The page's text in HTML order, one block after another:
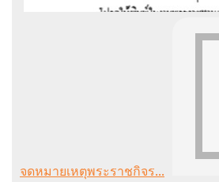
จดหมายเหตุพระราชกิจร...